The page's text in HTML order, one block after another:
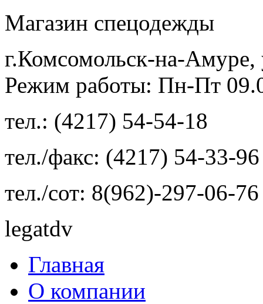
Магазин спецодежды
г.Комсомольск-на-
Режим работы: Пн-Пт
тел.: (4217) 54-54-18
тел./факс: (4217) 54-33-96
тел./сот: 8(962)-297-06-76
legatdv
Главная
О компании